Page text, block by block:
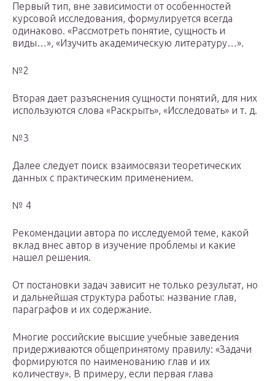
Первый тип, вне зависимости от особенностей
курсовой исследования, формулируется всегда
одинаково. «Рассмотреть понятие, сущность и
виды…», «Изучить академическую литературу…».
№2
Вторая дает разъяснения сущности понятий, для них
используются слова «Раскрыть», «Исследовать» и т. д.
№3
Далее следует поиск взаимосвязи теоретических
данных с практическим применением.
№ 4
Рекомендации автора по исследуемой теме, какой
вклад внес автор в изучение проблемы и какие
нашел решения.
От постановки задач зависит не только результат, но
и дальнейшая структура работы: название глав,
параграфов и их содержание.
Многие российские высшие учебные заведения
придерживаются общепринятому правилу: «Задачи
формируются по наименованию глав и их
количеству». В примеру, если первая глава